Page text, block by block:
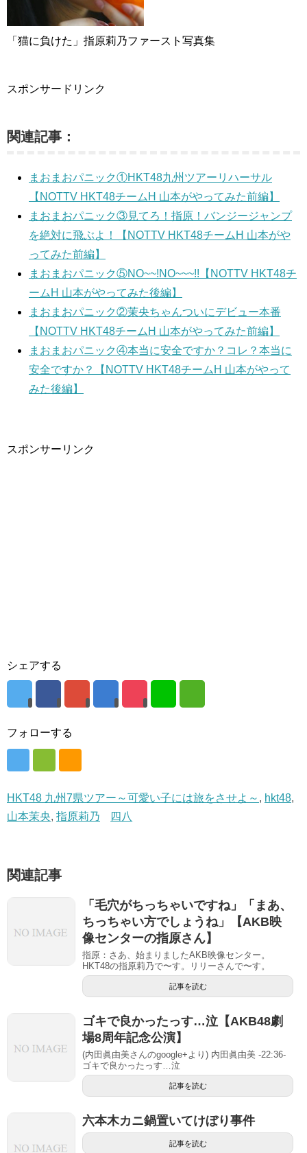
「猫に負けた」指原莉乃ファースト写真集
スポンサードリンク
関連記事：
まおまおパニック①HKT48九州ツアーリハーサル
【NOTTV HKT48チームH 山本がやってみた前編】
まおまおパニック③見てろ！指原！バンジージャンプ
を絶対に飛ぶよ！【NOTTV HKT48チームH 山本がや
ってみた前編】
まおまおパニック⑤NO~~!NO~~~!!【NOTTV HKT48チ
ームH 山本がやってみた後編】
まおまおパニック②茉央ちゃんついにデビュー本番
【NOTTV HKT48チームH 山本がやってみた前編】
まおまおパニック④本当に安全ですか？コレ？本当に
安全ですか？【NOTTV HKT48チームH 山本がやって
みた後編】
スポンサーリンク
シェアする
フォローする
HKT48 九州7県ツアー～可愛い子には旅をさせよ～ , hkt48,
山本茉央, 指原莉乃 四八
関連記事
「毛穴がちっちゃいですね」「まあ、
ちっちゃい方でしょうね」【AKB映
像センターの指原さん】
指原：さあ、始まりましたAKB映像センター。
HKT48の指原莉乃で〜す。リリーさんで〜す。
記事を読む
ゴキで良かったっす…泣【AKB48劇
場8周年記念公演】
(内田眞由美さんのgoogle+より) 内田眞由美 -22:36-
ゴキで良かったっす…泣
記事を読む
六本木カニ鍋置いてけぼり事件
記事を読む